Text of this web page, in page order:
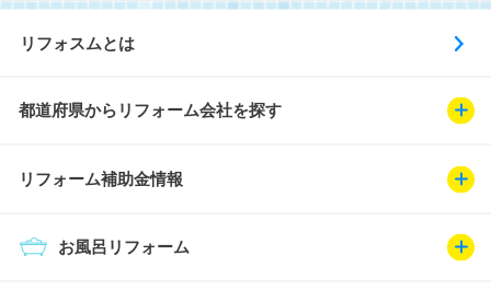
リフォスムとは
都道府県からリフォーム会社を探す
リフォーム補助金情報
お風呂リフォーム